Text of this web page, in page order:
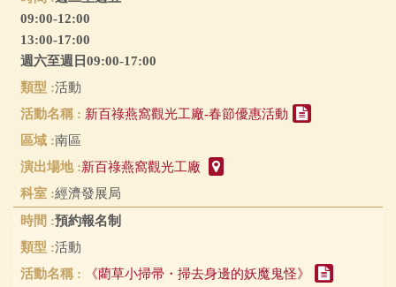
09:00-12:00
13:00-17:00
週六至週日09:00-17:00
活動
新百祿燕窩觀光工廠-春節優惠活動
南區
新百祿燕窩觀光工廠
經濟發展局
預約報名制
活動
《藺草小掃帚・掃去身邊的妖魔鬼怪》